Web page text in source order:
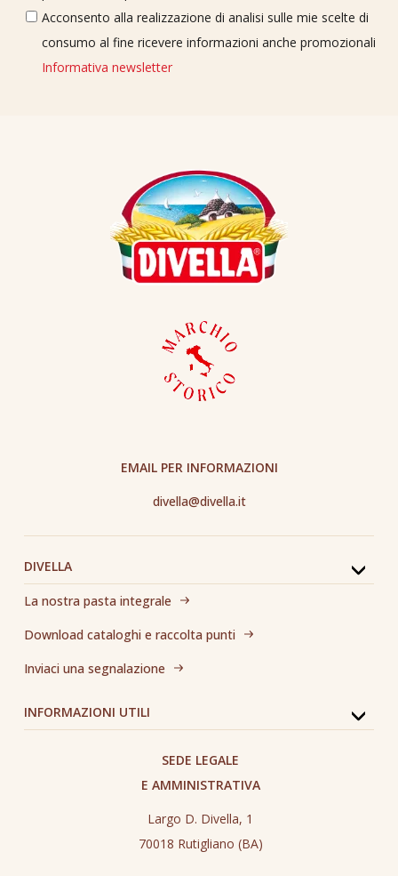
Acconsento alla realizzazione di analisi sulle mie scelte di
consumo al fine ricevere informazioni anche promozionali
Informativa newsletter
DIVELLA
La nostra pasta integrale
Download cataloghi e raccolta punti
Inviaci una segnalazione
INFORMAZIONI UTILI
EMAIL PER INFORMAZIONI
divella@divella.it
SEDE LEGALE
E AMMINISTRATIVA
Largo D. Divella, 1
70018 Rutigliano (BA)